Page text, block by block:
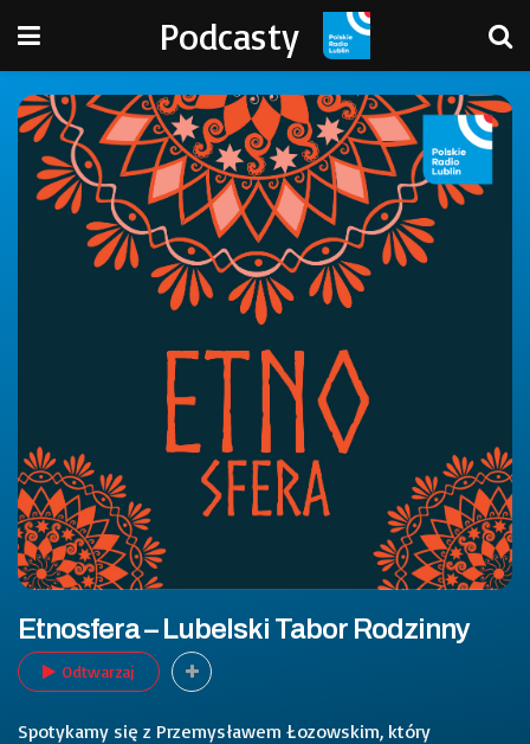
Podcasty
Etnosfera – Lubelski Tabor Rodzinny
Odtwarzaj
Spotykamy się z Przemysławem Łozowskim, który